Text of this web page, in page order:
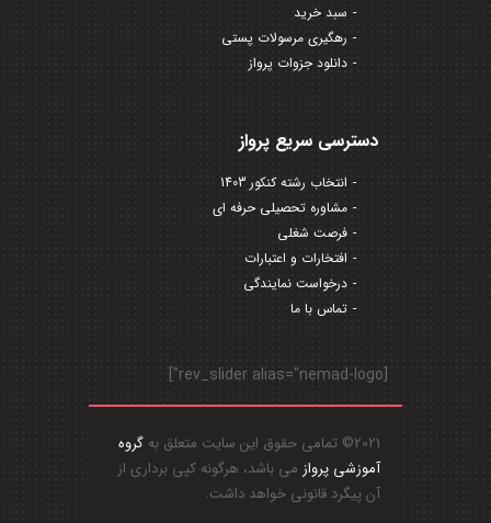
سبد خرید
رهگیری مرسولات پستی
دانلود جزوات پرواز
دسترسی سریع پرواز
انتخاب رشته کنکور 1403
مشاوره تحصیلی حرفه ای
فرصت شغلی
افتخارات و اعتبارات
درخواست نمایندگی
تماس با ما
[rev_slider alias="nemad-logo"]
2021© تمامی حقوق این سایت متعلق به
گروه
آموزشی پرواز می باشد، هرگونه کپی برداری از
آن پیگرد قانونی خواهد داشت.